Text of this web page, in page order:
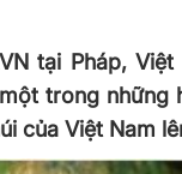
tại Pháp,
trong
của Việt Nam